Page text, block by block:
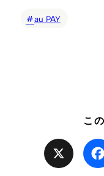
au PAY
こ